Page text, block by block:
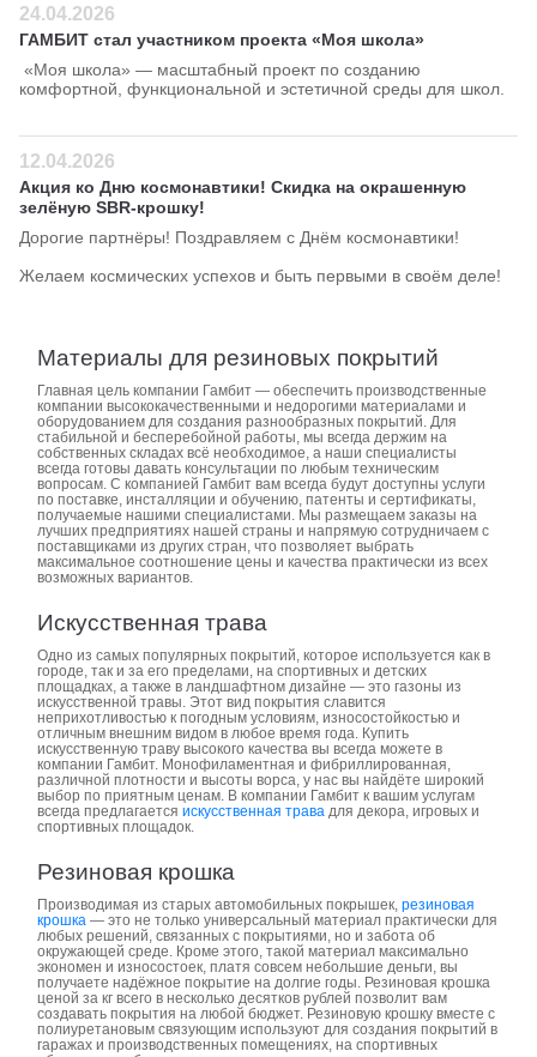
24.04.2026
ГАМБИТ стал участником проекта «Моя школа»
«Моя школа» — масштабный проект по созданию
комфортной, функциональной и эстетичной среды для школ.
12.04.2026
Акция ко Дню космонавтики! Скидка на окрашенную
зелёную SBR-крошку!
Дорогие партнёры! Поздравляем с Днём космонавтики!
Желаем космических успехов и быть первыми в своём деле!
Материалы для резиновых покрытий
Главная цель компании Гамбит — обеспечить производственные
компании высококачественными и недорогими материалами и
оборудованием для создания разнообразных покрытий. Для
стабильной и бесперебойной работы, мы всегда держим на
собственных складах всё необходимое, а наши специалисты
всегда готовы давать консультации по любым техническим
вопросам. С компанией Гамбит вам всегда будут доступны услуги
по поставке, инсталляции и обучению, патенты и сертификаты,
получаемые нашими специалистами. Мы размещаем заказы на
лучших предприятиях нашей страны и напрямую сотрудничаем с
поставщиками из других стран, что позволяет выбрать
максимальное соотношение цены и качества практически из всех
возможных вариантов.
Искусственная трава
Одно из самых популярных покрытий, которое используется как в
городе, так и за его пределами, на спортивных и детских
площадках, а также в ландшафтном дизайне — это газоны из
искусственной травы. Этот вид покрытия славится
неприхотливостью к погодным условиям, износостойкостью и
отличным внешним видом в любое время года. Купить
искусственную траву высокого качества вы всегда можете в
компании Гамбит. Монофиламентная и фибриллированная,
различной плотности и высоты ворса, у нас вы найдёте широкий
выбор по приятным ценам. В компании Гамбит к вашим услугам
всегда предлагается искусственная трава для декора, игровых и
спортивных площадок.
Резиновая крошка
Производимая из старых автомобильных покрышек, резиновая
крошка — это не только универсальный материал практически для
любых решений, связанных с покрытиями, но и забота об
окружающей среде. Кроме этого, такой материал максимально
экономен и износостоек, платя совсем небольшие деньги, вы
получаете надёжное покрытие на долгие годы. Резиновая крошка
ценой за кг всего в несколько десятков рублей позволит вам
создавать покрытия на любой бюджет. Резиновую крошку вместе с
полиуретановым связующим используют для создания покрытий в
гаражах и производственных помещениях, на спортивных